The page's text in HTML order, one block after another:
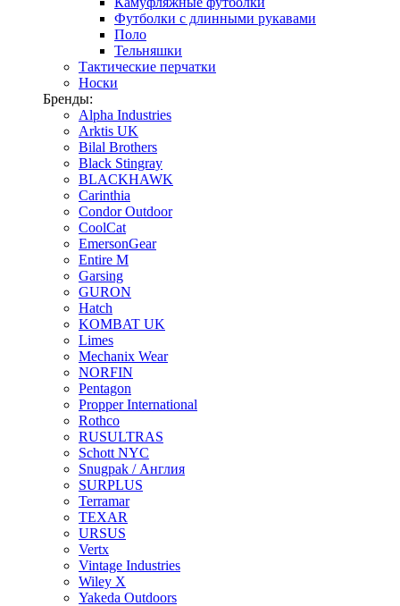
Футболки с длинными рукавами
Поло
Тельняшки
Тактические перчатки
Носки
Бренды:
Alpha Industries
Arktis UK
Bilal Brothers
Black Stingray
BLACKHAWK
Carinthia
Condor Outdoor
CoolCat
EmersonGear
Entire M
Garsing
GURON
Hatch
KOMBAT UK
Limes
Mechanix Wear
NORFIN
Pentagon
Propper International
Rothco
RUSULTRAS
Schott NYC
Snugpak / Англия
SURPLUS
Terramar
TEXAR
URSUS
Vertx
Vintage Industries
Wiley X
Yakeda Outdoors